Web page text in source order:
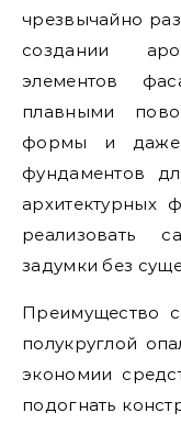
чрезвычайно
создании
элементов
плавными
формы и даже
фундаментов
архитектурных
реализовать
задумки без
Преимущество
полукруглой
экономии
подогнать